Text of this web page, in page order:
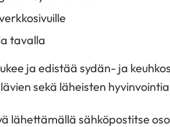
tavalla
ja edistää sydän- ja
sekä läheisten
lähettämällä sähköpostitse